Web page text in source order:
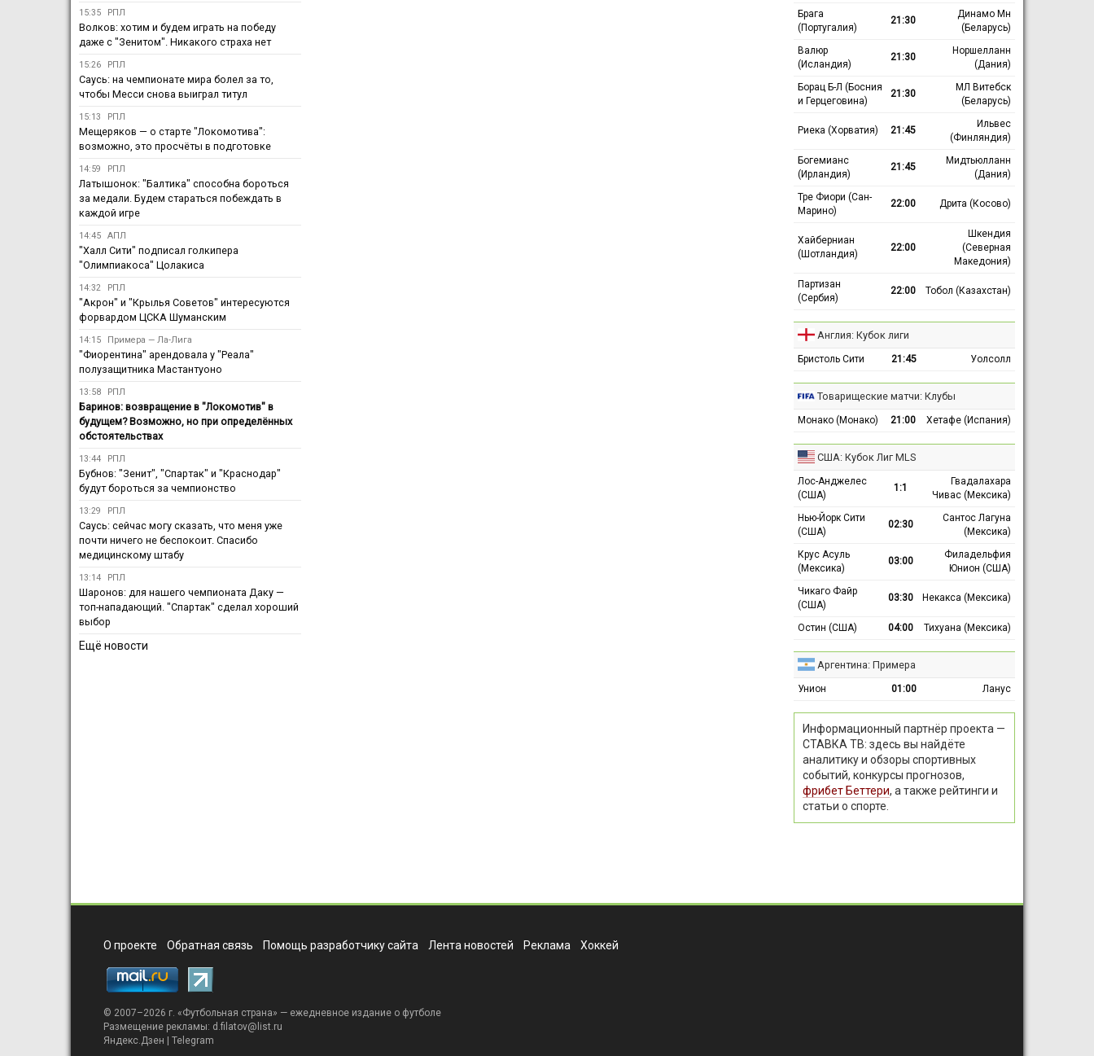
15:35 РПЛ
Волков: хотим и будем играть на победу
даже с "Зенитом". Никакого страха нет
15:26 РПЛ
Саусь: на чемпионате мира болел за то,
чтобы Месси снова выиграл титул
15:13 РПЛ
Мещеряков — о старте "Локомотива":
возможно, это просчёты в подготовке
14:59 РПЛ
Латышонок: "Балтика" способна бороться
за медали. Будем стараться побеждать в
каждой игре
14:45 АПЛ
"Халл Сити" подписал голкипера
"Олимпиакоса" Цолакиса
14:32 РПЛ
"Акрон" и "Крылья Советов" интересуются
форвардом ЦСКА Шуманским
14:15 Примера — Ла-Лига
"Фиорентина" арендовала у "Реала"
полузащитника Мастантуоно
13:58 РПЛ
Баринов: возвращение в "Локомотив" в
будущем? Возможно, но при определённых
обстоятельствах
13:44 РПЛ
Бубнов: "Зенит", "Спартак" и "Краснодар"
будут бороться за чемпионство
13:29 РПЛ
Саусь: сейчас могу сказать, что меня уже
почти ничего не беспокоит. Спасибо
медицинскому штабу
13:14 РПЛ
Шаронов: для нашего чемпионата Даку —
топ-нападающий. "Спартак" сделал хороший
выбор
Ещё новости
Брага
(Португалия)
21:30
Динамо Мн
(Беларусь)
Валюр
(Исландия)
21:30
Норшелланн
(Дания)
Борац Б-Л (Босния
и Герцеговина)
21:30
МЛ Витебск
(Беларусь)
Риека (Хорватия) 21:45
Ильвес
(Финляндия)
Богемианс
(Ирландия)
21:45
Мидтьюлланн
(Дания)
Тре Фиори (Сан-
Марино)
22:00 Дрита (Косово)
Хайберниан
(Шотландия)
22:00
Шкендия
(Северная
Македония)
Партизан
(Сербия)
22:00 Тобол (Казахстан)
Англия: Кубок лиги
Бристоль Сити 21:45 Уолсолл
Товарищеские матчи: Клубы
Монако (Монако) 21:00 Хетафе (Испания)
США: Кубок Лиг MLS
Лос-Анджелес
(США)
1:1
Гвадалахара
Чивас (Мексика)
Нью-Йорк Сити
(США)
02:30
Сантос Лагуна
(Мексика)
Крус Асуль
(Мексика)
03:00
Филадельфия
Юнион (США)
Чикаго Файр
(США)
03:30 Некакса (Мексика)
Остин (США) 04:00 Тихуана (Мексика)
Аргентина: Примера
Унион 01:00 Ланус
Информационный партнёр проекта —
СТАВКА ТВ: здесь вы найдёте
аналитику и обзоры спортивных
событий, конкурсы прогнозов,
фрибет Беттери, а также рейтинги и
статьи о спорте.
О проекте Обратная связь Помощь разработчику сайта Лента новостей Реклама Хоккей
© 2007–2026 г. «Футбольная страна» — ежедневное издание о футболе
Размещение рекламы: d.filatov@list.ru
Яндекс.Дзен | Telegram